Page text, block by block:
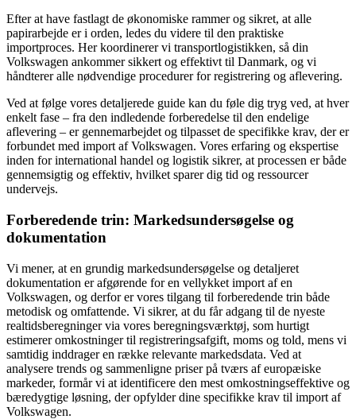
Efter at have fastlagt de økonomiske rammer og sikret, at alle
papirarbejde er i orden, ledes du videre til den praktiske
importproces. Her koordinerer vi transportlogistikken, så din
Volkswagen ankommer sikkert og effektivt til Danmark, og vi
håndterer alle nødvendige procedurer for registrering og aflevering.
Ved at følge vores detaljerede guide kan du føle dig tryg ved, at hver
enkelt fase – fra den indledende forberedelse til den endelige
aflevering – er gennemarbejdet og tilpasset de specifikke krav, der er
forbundet med import af Volkswagen. Vores erfaring og ekspertise
inden for international handel og logistik sikrer, at processen er både
gennemsigtig og effektiv, hvilket sparer dig tid og ressourcer
undervejs.
Forberedende trin: Markedsundersøgelse og
dokumentation
Vi mener, at en grundig markedsundersøgelse og detaljeret
dokumentation er afgørende for en vellykket import af en
Volkswagen, og derfor er vores tilgang til forberedende trin både
metodisk og omfattende. Vi sikrer, at du får adgang til de nyeste
realtidsberegninger via vores beregningsværktøj, som hurtigt
estimerer omkostninger til registreringsafgift, moms og told, mens vi
samtidig inddrager en række relevante markedsdata. Ved at
analysere trends og sammenligne priser på tværs af europæiske
markeder, formår vi at identificere den mest omkostningseffektive og
bæredygtige løsning, der opfylder dine specifikke krav til import af
Volkswagen.